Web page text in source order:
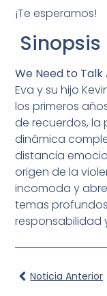
¡Te esperamos!
Sinopsis
We Need to
Eva y su hijo
los primeros
de recuerdos, la
dinámica
distancia
origen de la
incomoda y
temas
responsabilidad
Noticia Anterior